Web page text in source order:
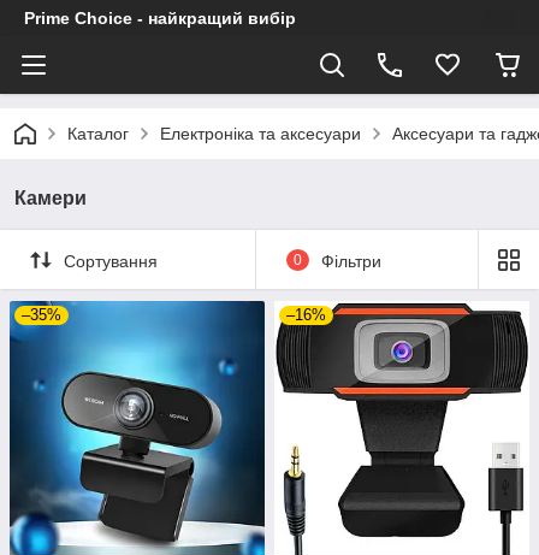
Prime Choice - найкращий вибір
Каталог Електроніка та аксесуари Аксесуари та
Камери
Сортування 0 Фільтри
–35% –16%